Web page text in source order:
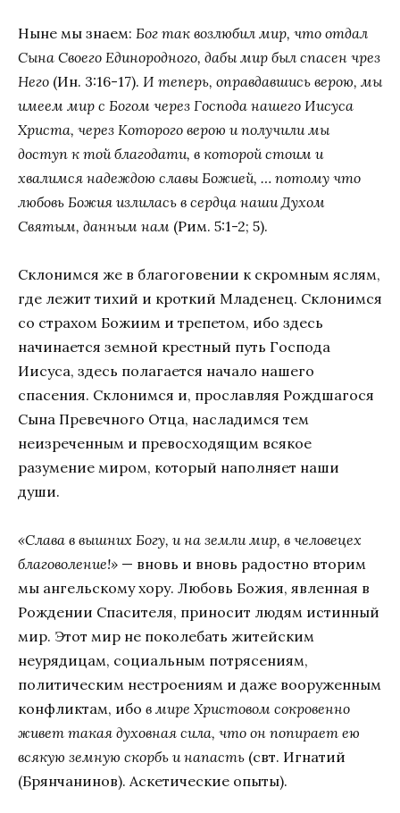
Ныне мы знаем: Бог так возлюбил мир, что отдал
Сына Своего Единородного, дабы мир был спасен чрез
Него (Ин. 3:16-17). И теперь, оправдавшись верою, мы
имеем мир с Богом через Господа нашего Иисуса
Христа, через Которого верою и получили мы
доступ к той благодати, в которой стоим и
хвалимся надеждою славы Божией, … потому что
любовь Божия излилась в сердца наши Духом
Святым, данным нам (Рим. 5:1-2; 5).
Склонимся же в благоговении к скромным яслям,
где лежит тихий и кроткий Младенец. Склонимся
со страхом Божиим и трепетом, ибо здесь
начинается земной крестный путь Господа
Иисуса, здесь полагается начало нашего
спасения. Склонимся и, прославляя Рождшагося
Сына Превечного Отца, насладимся тем
неизреченным и превосходящим всякое
разумение миром, который наполняет наши
души.
«Слава в вышних Богу, и на земли мир, в человецех
благоволение!» — вновь и вновь радостно вторим
мы ангельскому хору. Любовь Божия, явленная в
Рождении Спасителя, приносит людям истинный
мир. Этот мир не поколебать житейским
неурядицам, социальным потрясениям,
политическим нестроениям и даже вооруженным
конфликтам, ибо в мире Христовом сокровенно
живет такая духовная сила, что он попирает ею
всякую земную скорбь и напасть (свт. Игнатий
(Брянчанинов). Аскетические опыты).